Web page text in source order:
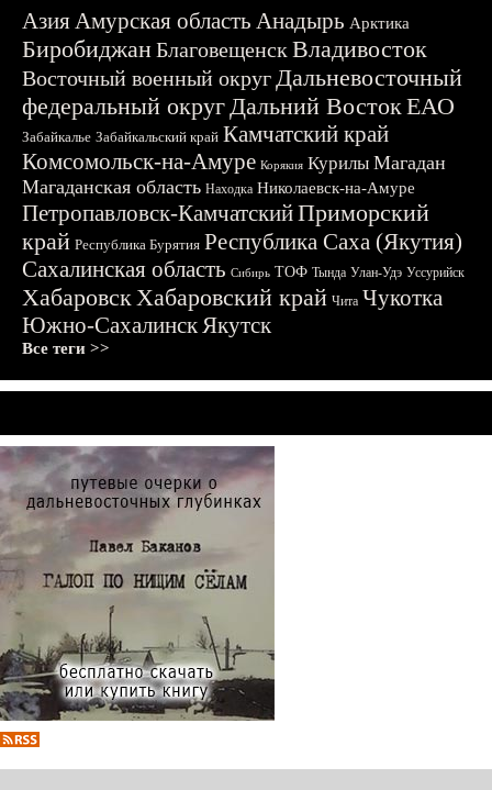
АзияАмурская область Анадырь Арктика
БиробиджанБлаговещенскВладивосток
Восточный военный округДальневосточный
федеральный округДальний ВостокЕАО
Забайкалье Забайкальский край Камчатский край
Комсомольск-на-Амуре Корякия Курилы Магадан
Магаданская область Находка Николаевск-на-Амуре
Петропавловск-КамчатскийПриморский
край Республика Бурятия Республика Саха (Якутия)
Сахалинская область Сибирь ТОФ Тында Улан-Удэ Уссурийск
ХабаровскХабаровский край Чита Чукотка
Южно-СахалинскЯкутск
Все теги >>